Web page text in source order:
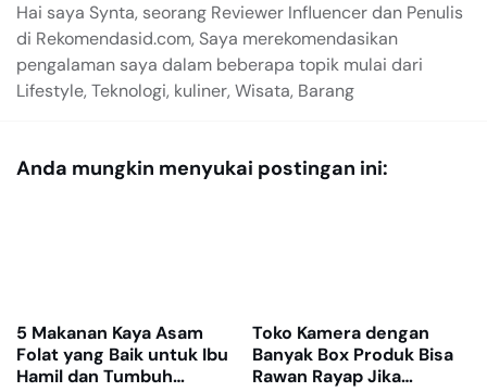
Hai saya Synta, seorang Reviewer Influencer dan Penulis
di Rekomendasid.com, Saya merekomendasikan
pengalaman saya dalam beberapa topik mulai dari
Lifestyle, Teknologi, kuliner, Wisata, Barang
Anda mungkin menyukai postingan ini:
5 Makanan Kaya Asam
Folat yang Baik untuk Ibu
Hamil dan Tumbuh
Toko Kamera dengan
Banyak Box Produk Bisa
Rawan Rayap Jika